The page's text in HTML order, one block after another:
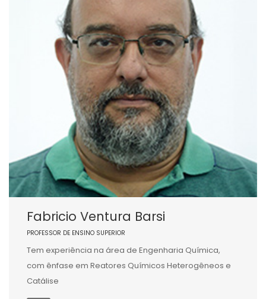
Fabricio Ventura Barsi
PROFESSOR DE ENSINO SUPERIOR
Tem experiência na área de Engenharia Química,
com ênfase em Reatores Químicos Heterogêneos e
Catálise